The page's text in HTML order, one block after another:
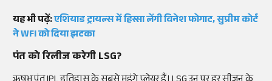
यह भी पढ़ें:एशियाड ट्रायल्स में हिस्सा लेंगी विनेश फोगाट, सुप्रीम कोर्ट
ने WFI को दिया झटका
पंत को रिलीज करेगी LSG?